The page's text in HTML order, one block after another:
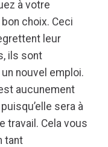
à votre
choix. Ceci
leur
ils sont
nouvel emploi.
aucunement
sera à
travail. Cela vous
tant